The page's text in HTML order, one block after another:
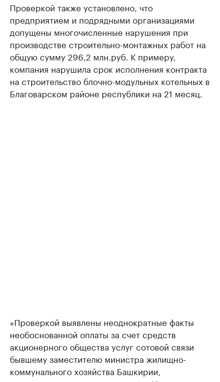
Проверкой также установлено, что
предприятием и подрядными организациями
допущены многочисленные нарушения при
производстве строительно-монтажных работ на
общую сумму 296,2 млн.руб. К примеру,
компания нарушила срок исполнения контракта
на строительство блочно-модульных котельных в
Благоварском районе республики на 21 месяц.
«Проверкой выявлены неоднократные факты
необоснованной оплаты за счет средств
акционерного общества услуг сотовой связи
бывшему заместителю министра жилищно-
коммунального хозяйства Башкирии,